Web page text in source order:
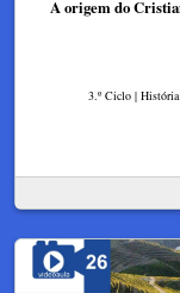
A origem do
3.º Ciclo | História